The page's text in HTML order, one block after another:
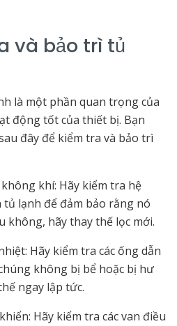
và bảo trì tủ
là một phần quan trọng của
động tốt của thiết bị. Bạn
đây để kiểm tra và bảo trì
khí: Hãy kiểm tra hệ
lạnh để đảm bảo rằng nó
không, hãy thay thế lọc mới.
Hãy kiểm tra các ống dẫn
không bị bể hoặc bị hư
ngay lập tức.
Hãy kiểm tra các van điều